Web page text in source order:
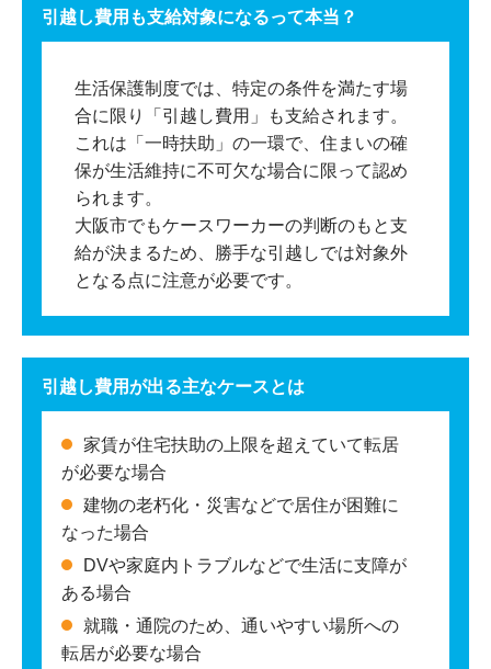
引越し費用も支給対象になるって本当？
生活保護制度では、特定の条件を満たす場
合に限り「引越し費用」も支給されます。
これは「一時扶助」の一環で、住まいの確
保が生活維持に不可欠な場合に限って認め
られます。
大阪市でもケースワーカーの判断のもと支
給が決まるため、勝手な引越しでは対象外
となる点に注意が必要です。
引越し費用が出る主なケースとは
家賃が住宅扶助の上限を超えていて転居
が必要な場合
建物の老朽化・災害などで居住が困難に
なった場合
DVや家庭内トラブルなどで生活に支障が
ある場合
就職・通院のため、通いやすい場所への
転居が必要な場合